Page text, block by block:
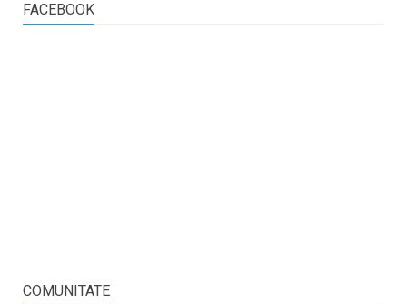
FACEBOOK
COMUNITATE